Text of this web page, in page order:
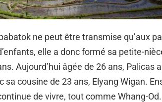
ne peut être transmise qu’aux
elle a donc formé sa petite-
Aujourd’hui âgée de 26 ans, Palicas
cousine de 23 ans, Elyang Wigan.
de vivre, tout comme Whang-Od.